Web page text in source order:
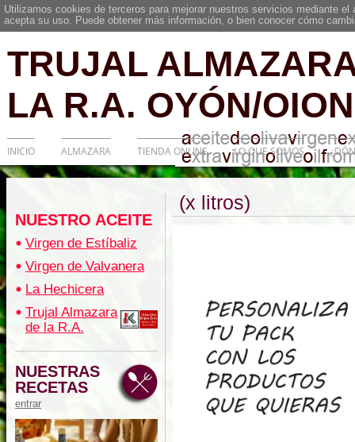
Utilizamos cookies de terceros para mejorar nuestros servicios mediante
acepta su uso. Puede obtener más información, o bien conocer cómo
TRUJAL
LA R.A. OYÓN/OION
INICIO ALMAZARA TIENDA ONLINE LO QUE SOMOS
NUESTRO ACEITE
Virgen de Estíbaliz
Virgen de Valvanera
La Hechicera
Trujal Almazara
de la R.A.
NUESTRAS
RECETAS
entrar
(x litros)